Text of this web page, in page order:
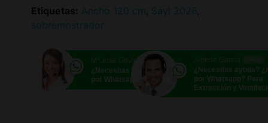
Etiquetas: Ancho 120 cm , Sayl 2026,
sobremostrador
Mª José Gavira Online
¿Necesitas ayuda? ¿Hablamos
por Whatsapp?
¿Necesitas ayuda?
por Whatsapp? Para
Extracción y